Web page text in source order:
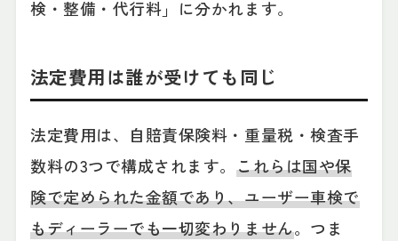
検・整備・代行料」に分かれます。
法定費用は誰が受けても同じ
法定費用は、自賠責保険料・重量税・検査手
数料の3つで構成されます。これらは国や保
険で定められた金額であり、ユーザー車検で
もディーラーでも一切変わりません。つま